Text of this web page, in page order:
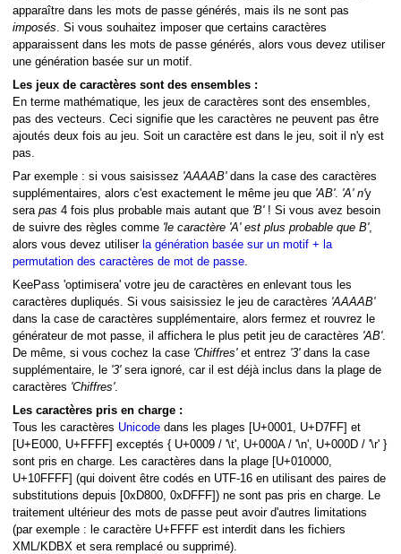
apparaître dans les mots de passe générés, mais ils ne sont pas
imposés. Si vous souhaitez imposer que certains caractères
apparaissent dans les mots de passe générés, alors vous devez utiliser
une génération basée sur un motif.
Les jeux de caractères sont des ensembles :
En terme mathématique, les jeux de caractères sont des ensembles,
pas des vecteurs. Ceci signifie que les caractères ne peuvent pas être
ajoutés deux fois au jeu. Soit un caractère est dans le jeu, soit il n'y est
pas.
Par exemple : si vous saisissez 'AAAAB'dans la case des caractères
supplémentaires, alors c'est exactement le même jeu que 'AB'. 'A' n'y
sera pas 4 fois plus probable mais autant que 'B'! Si vous avez besoin
de suivre des règles comme 'le caractère 'A' est plus probable que B',
alors vous devez utiliser la génération basée sur un motif + la
permutation des caractères de mot de passe.
KeePass 'optimisera' votre jeu de caractères en enlevant tous les
caractères dupliqués. Si vous saisissiez le jeu de caractères 'AAAAB'
dans la case de caractères supplémentaire, alors fermez et rouvrez le
générateur de mot passe, il affichera le plus petit jeu de caractères 'AB'.
De même, si vous cochez la case 'Chiffres'et entrez '3'dans la case
supplémentaire, le '3'sera ignoré, car il est déjà inclus dans la plage de
caractères 'Chiffres'.
Les caractères pris en charge :
Tous les caractères Unicode dans les plages [U+0001, U+D7FF] et
[U+E000, U+FFFF] exceptés { U+0009 / '\t', U+000A / '\n', U+000D / '\r' }
sont pris en charge. Les caractères dans la plage [U+010000,
U+10FFFF] (qui doivent être codés en UTF-16 en utilisant des paires de
substitutions depuis [0xD800, 0xDFFF]) ne sont pas pris en charge. Le
traitement ultérieur des mots de passe peut avoir d'autres limitations
(par exemple : le caractère U+FFFF est interdit dans les fichiers
XML/KDBX et sera remplacé ou supprimé).